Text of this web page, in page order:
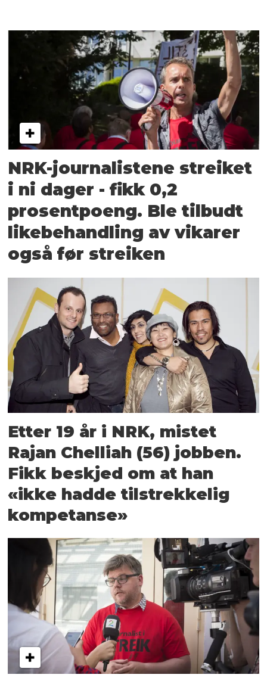
NRK-journalistene streiket
i ni dager - fikk 0,2
prosent­poeng. Ble tilbudt
like­behandling av vikarer
også før streiken
Etter 19 år i NRK, mistet
Rajan Chelliah (56) jobben.
Fikk beskjed om at han
«ikke hadde tilstrekkelig
kompetanse»